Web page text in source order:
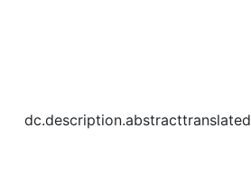
dc.description.abstracttranslated